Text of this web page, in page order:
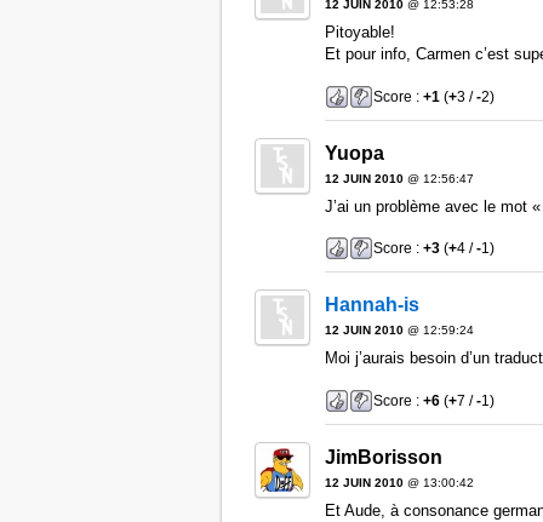
12 JUIN 2010@ 12:53:28
Pitoyable!
Et pour info, Carmen c’est
Score : +1(+3 /-2)
Yuopa
12 JUIN 2010@ 12:56:47
J’ai un problème avec le mot
Score : +3(+4 /-1)
Hannah-is
12 JUIN 2010@ 12:59:24
Moi j’aurais besoin d’un
Score : +6(+7 /-1)
JimBorisson
12 JUIN 2010@ 13:00:42
Et Aude, à consonance